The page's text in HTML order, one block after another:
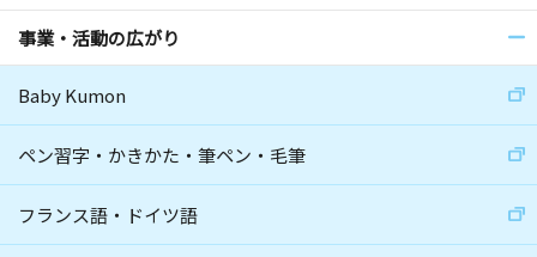
事業・活動の広がり
Baby Kumon
ペン習字・かきかた・筆ペン・毛筆
フランス語・ドイツ語